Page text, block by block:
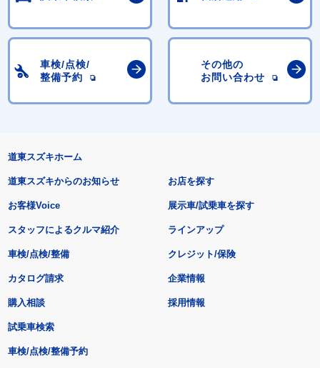
車検/点検/
整備予約
その他の
お問い合わせ
道東スズキホーム
道東スズキからのお知らせ
お客様Voice
スタッフによるクルマ紹介
お店を探す
展示車/試乗車を探す
ラインアップ
車検/点検/整備 クレジット/保険
カタログ請求
購入相談
試乗車検索
車検/点検/整備予約
企業情報
採用情報